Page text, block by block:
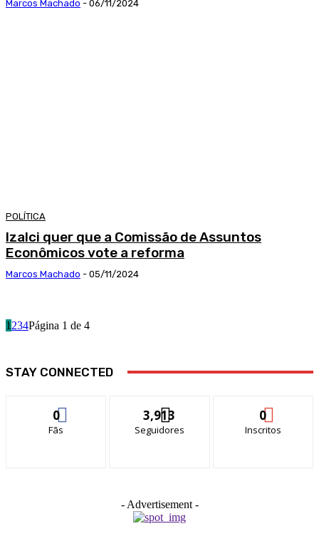
Marcos Machado - 06/11/2024
POLÍTICA
Izalci quer que a Comissão de Assuntos
Econômicos vote a reforma
Marcos Machado - 05/11/2024
1 234Página 1 de 4
STAY CONNECTED
0
Fãs
3,913
Seguidores
0
Inscritos
- Advertisement -